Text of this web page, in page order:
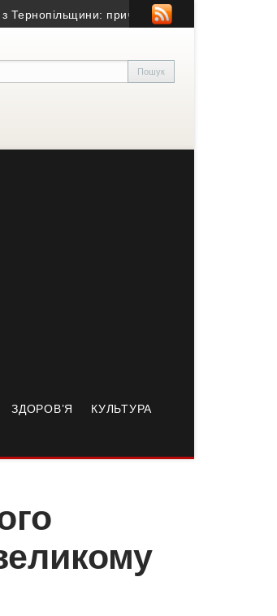
причина смерті – гостра серцево-
ЗДОРОВ’Я КУЛЬТУРА